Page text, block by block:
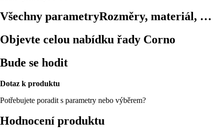
Všechny parametryRozměry, materiál, …
Objevte celou nabídku řady Corno
Bude se hodit
Dotaz k produktu
Potřebujete poradit s parametry nebo výběrem?
Hodnocení produktu